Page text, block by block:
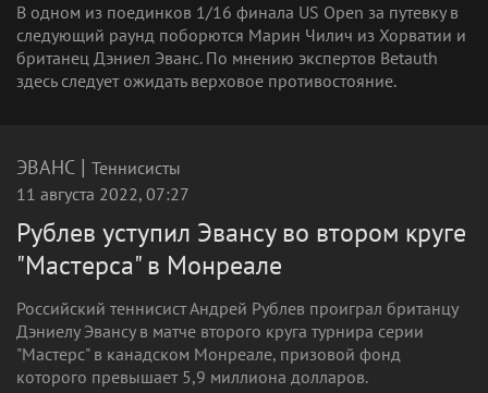
В одном из поединков 1/16 финала US Open за путевку в
следующий раунд поборются Марин Чилич из Хорватии и
британец Дэниел Эванс. По мнению экспертов Betauth
здесь следует ожидать верховое противостояние.
ЭВАНС | Теннисисты
11 августа 2022, 07:27
Рублев уступил Эвансу во втором круге
"Мастерса" в Монреале
Российский теннисист Андрей Рублев проиграл британцу
Дэниелу Эвансу в матче второго круга турнира серии
"Мастерс" в канадском Монреале, призовой фонд
которого превышает 5,9 миллиона долларов.